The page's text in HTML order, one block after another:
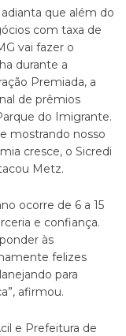
que além do
com taxa de
vai fazer o
durante a
Premiada, a
de prêmios
do Imigrante.
mostrando nosso
cresce, o Sicredi
Metz.
ocorre de 6 a 15
e confiança.
às
felizes
para
afirmou.
e Prefeitura de